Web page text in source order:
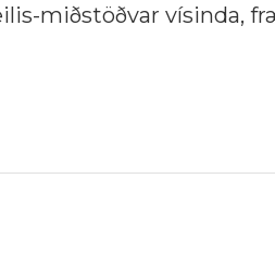
miðstöðvar vísinda,